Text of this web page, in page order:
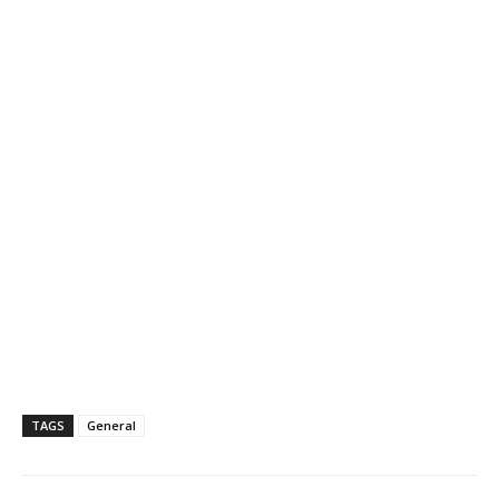
TAGS General